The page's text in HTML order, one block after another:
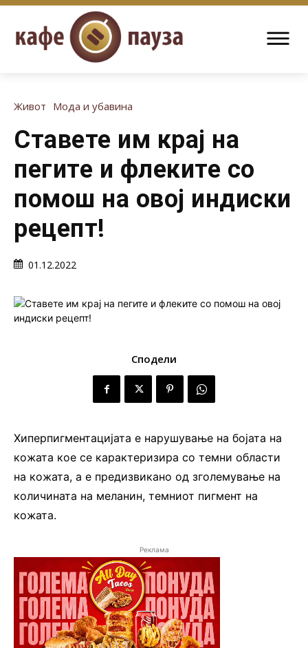
Живот Мода и убавина
Ставете им крај на
пегите и флеките со
помош на овој индиски
рецепт!
01.12.2022
Сподели
Хиперпигментацијата е нарушување на бојата на
кожата кое се карактеризира со темни области
на кожата, а е предизвикано од зголемување на
количината на меланин, темниот пигмент на
кожата.
Реклама